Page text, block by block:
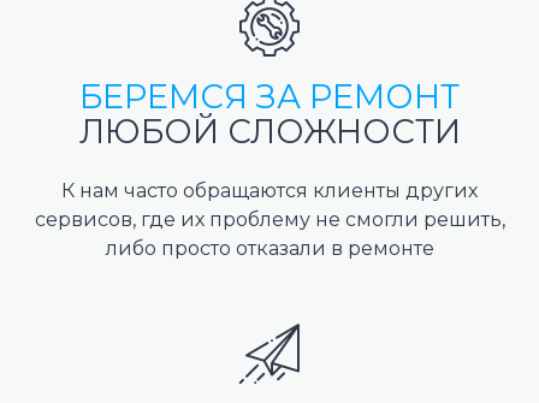
БЕРЕМСЯ ЗА РЕМОНТ
ЛЮБОЙ СЛОЖНОСТИ
К нам часто обращаются клиенты других
сервисов, где их проблему не смогли решить,
либо просто отказали в ремонте